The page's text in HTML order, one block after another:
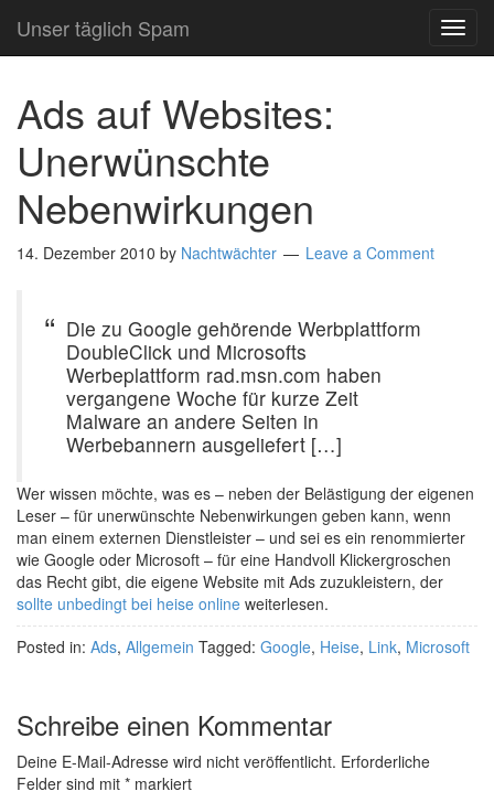
Unser täglich Spam
Ads auf Websites:
Unerwünschte
Nebenwirkungen
14. Dezember 2010 by Nachtwächter Leave a Comment
Die zu Google gehörende Werbplattform
DoubleClick und Microsofts
Werbeplattform rad.msn.com haben
vergangene Woche für kurze Zeit
Malware an andere Seiten in
Werbebannern ausgeliefert […]
Wer wissen möchte, was es – neben der Belästigung der eigenen
Leser – für unerwünschte Nebenwirkungen geben kann, wenn
man einem externen Dienstleister – und sei es ein renommierter
wie Google oder Microsoft – für eine Handvoll Klickergroschen
das Recht gibt, die eigene Website mit Ads zuzukleistern, der
sollte unbedingt bei heise online weiterlesen.
Posted in: Ads, Allgemein Tagged: Google, Heise, Link, Microsoft
Schreibe einen Kommentar
Deine E-Mail-Adresse wird nicht veröffentlicht. Erforderliche
Felder sind mit * markiert